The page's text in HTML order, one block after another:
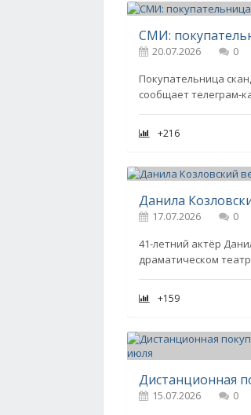
20.07.2026
0
Покупательница
сообщает телеграм-
+216
Данила
17.07.2026
0
41-летний актёр
драматическом
+159
15.07.2026
0